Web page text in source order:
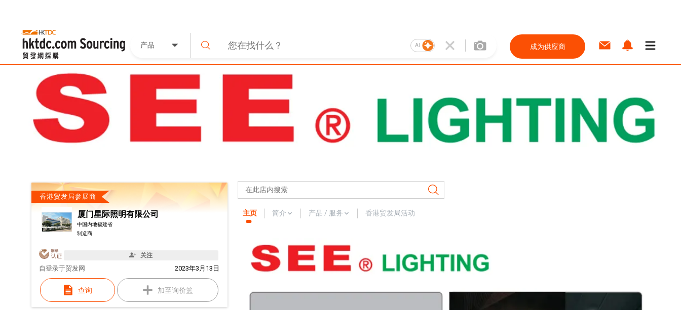
产品 AI 成为供应商
香港贸发局参展商
厦门星际照明有限公司
中国内地福建省
制造商
关注
自 2023年3月13日
登录于贸发网
查询 加至询价篮
主页 简介 产品 / 服务 香港贸发局活动